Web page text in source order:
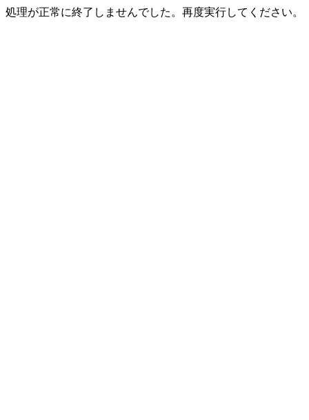
処理が正常に終了しませんでした。再度実行してください。